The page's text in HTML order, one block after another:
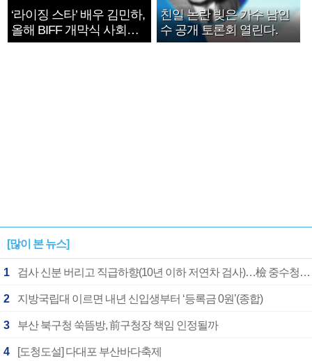
‘라이징 스타’ 배우 김민하,
올해 BIFF 개막식 사회자
확정
친일 논란 빚은 가수 남인
수 공개 토론회 열린다.
[많이 본 뉴스]
1 검사 신분 버리고 직급하향(10년 이하 저연차 검사)…檢 중수청행 기피
2 지방국립대 이르면 내년 신입생부터 ‘등록금 0원’(종합)
3 부산 북구청 쑥뜸방, 前구청장 책임 인정될까
4 [도청도설] 다대포 부산바다축제